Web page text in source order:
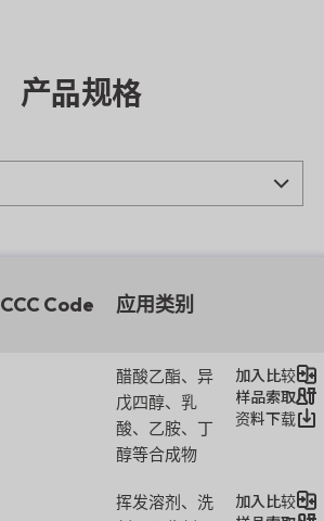
产品规格
CCC Code 应用类别
醋酸乙酯、异
戊四醇、乳
酸、乙胺、丁
醇等合成物
加入比较
样品索取
资料下载
挥发溶剂、洗
加入比较